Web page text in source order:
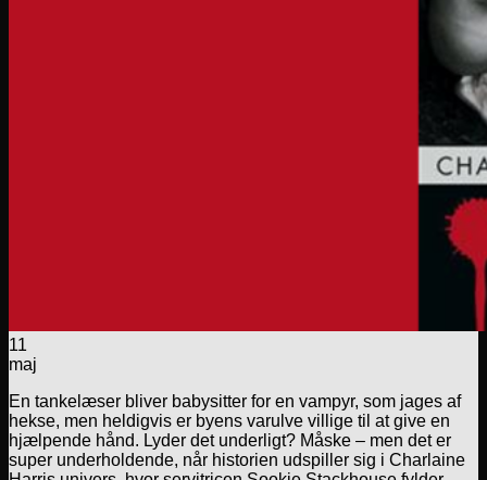
11
maj
En tankelæser bliver babysitter for en vampyr, som jages af
hekse, men heldigvis er byens varulve villige til at give en
hjælpende hånd. Lyder det underligt? Måske – men det er
super underholdende, når historien udspiller sig i Charlaine